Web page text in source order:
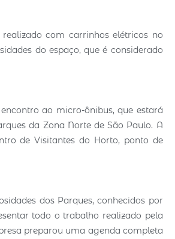
com carrinhos elétricos no
do espaço, que é considerado
ao micro-ônibus, que estará
da Zona Norte de São Paulo. A
de Visitantes do Horto, ponto de
dos Parques, conhecidos por
todo o trabalho realizado pela
preparou uma agenda completa